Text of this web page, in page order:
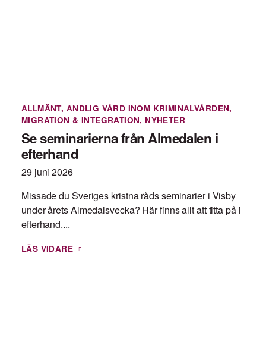
ALLMÄNT, ANDLIG VÅRD INOM KRIMINALVÅRDEN,
MIGRATION & INTEGRATION, NYHETER
Se seminarierna från Almedalen i
efterhand
29 juni 2026
Missade du Sveriges kristna råds seminarier i Visby
under årets Almedalsvecka? Här finns allt att titta på i
efterhand....
LÄS VIDARE